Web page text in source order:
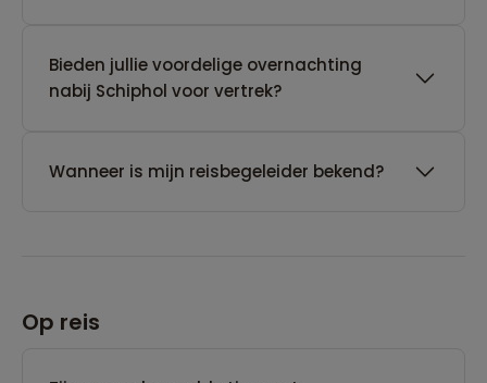
Bieden jullie voordelige overnachting
nabij Schiphol voor vertrek?
Wanneer is mijn reisbegeleider bekend?
Op reis